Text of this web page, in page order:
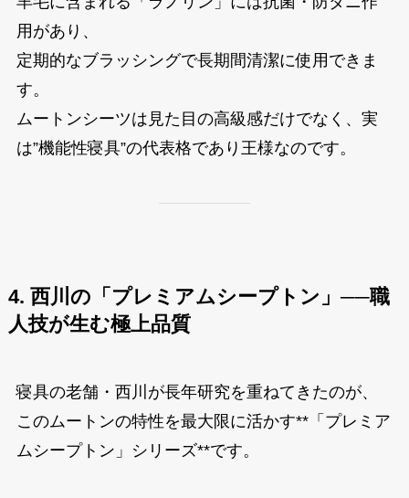
用があり、
定期的なブラッシングで長期間清潔に使用できま
す。
ムートンシーツは見た目の高級感だけでなく、実
は”機能性寝具”の代表格であり王様なのです。
4. 西川の「プレミアムシープトン」──職
人技が生む極上品質
寝具の老舗・西川が長年研究を重ねてきたのが、
このムートンの特性を最大限に活かす**「プレミア
ムシープトン」シリーズ**です。